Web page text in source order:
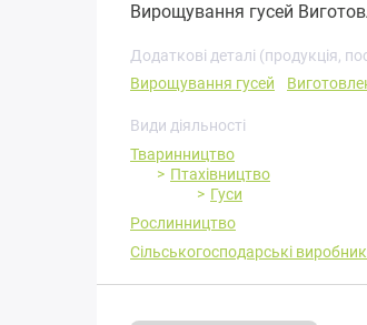
Вирощування гусей
Додаткові деталі (продукція,
Вирощування гусей
Види діяльності
Тваринництво
Птахівництво
Гуси
Рослинництво
Сільськогосподарські